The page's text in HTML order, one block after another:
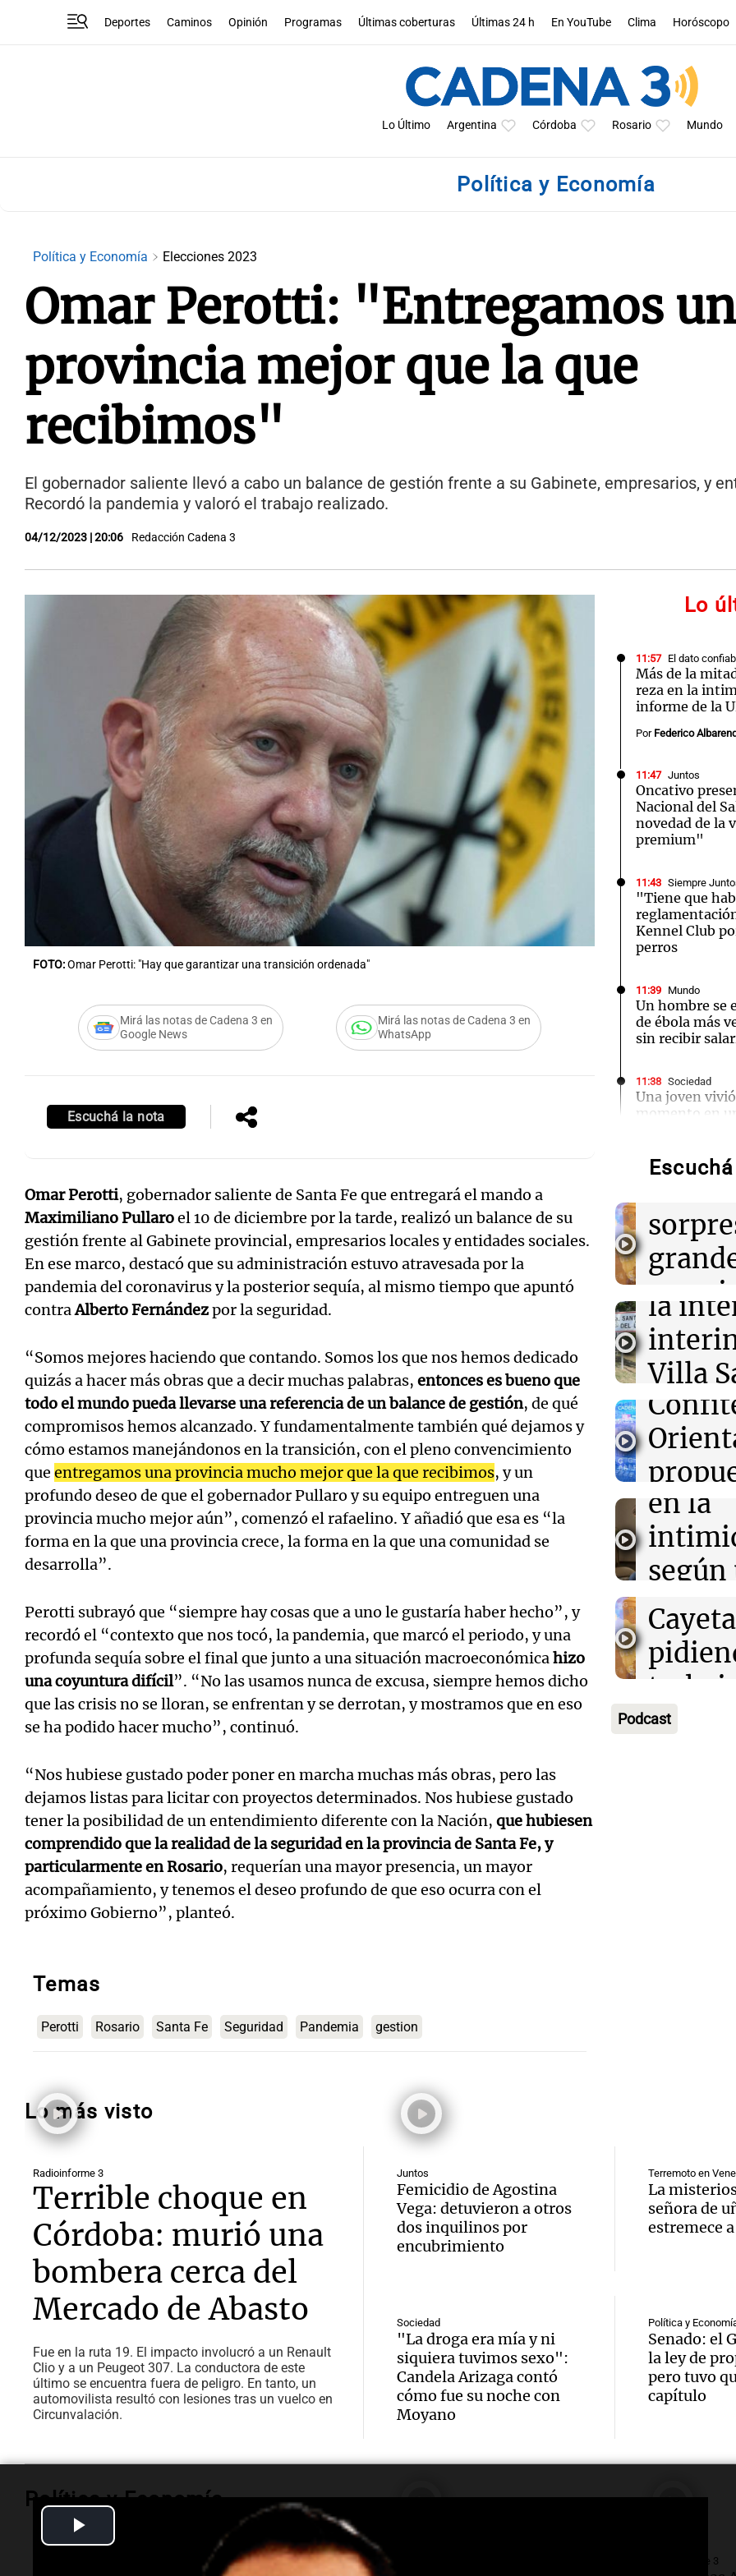
Deportes Caminos Opinión Programas Últimas coberturas Últimas 24 h En YouTube Clima Horóscopo
Lo Último Argentina Córdoba Rosario Mundo
Política y Economía
Política y Economía Elecciones 2023
Omar Perotti: "Entregamos
provincia mejor que la que
recibimos"
El gobernador saliente llevó a cabo un balance de gestión frente a su Gabinete, empresarios, y
Recordó la pandemia y valoró el trabajo realizado.
04/12/2023 | 20:06 Redacción Cadena 3
FOTO:Omar Perotti: "Hay que garantizar una transición ordenada"
Mirá las notas de Cadena 3 en
Google News
Mirá las notas de Cadena 3 en
WhatsApp
Escuchá la nota
Omar Perotti, gobernador saliente de Santa Fe que entregará el mando a
Maximiliano Pullaroel 10 de diciembre por la tarde, realizó un balance de su
gestión frente al Gabinete provincial, empresarios locales y entidades sociales.
En ese marco, destacó que su administración estuvo atravesada por la
pandemia del coronavirus y la posterior sequía, al mismo tiempo que apuntó
contraAlberto Fernándezpor la seguridad.
“Somos mejores haciendo que contando. Somos los que nos hemos dedicado
quizás a hacer más obras que a decir muchas palabras, entonces es bueno que
todo el mundo pueda llevarse una referencia de un balance de gestión, de qué
compromisos hemos alcanzado. Y fundamentalmente también qué dejamos y
cómo estamos manejándonos en la transición, con el pleno convencimiento
que entregamos una provincia mucho mejor que la que recibimos, y un
profundo deseo de que el gobernador Pullaro y su equipo entreguen una
provincia mucho mejor aún”, comenzó el rafaelino. Y añadió que esa es “la
forma en la que una provincia crece, la forma en la que una comunidad se
desarrolla”.
Perotti subrayó que “siempre hay cosas que a uno le gustaría haber hecho”, y
recordó el “contexto que nos tocó, la pandemia, que marcó el periodo, y una
profunda sequía sobre el final que junto a una situación macroeconómicahizo
una coyuntura difícil”. “No las usamos nunca de excusa, siempre hemos dicho
que las crisis no se lloran, se enfrentan y se derrotan, y mostramos que en eso
se ha podido hacer mucho”, continuó.
“Nos hubiese gustado poder poner en marcha muchas más obras, pero las
dejamos listas para licitar con proyectos determinados. Nos hubiese gustado
tener la posibilidad de un entendimiento diferente con la Nación, que hubiesen
comprendido que la realidad de la seguridad en la provincia de Santa Fe, y
particularmente en Rosario, requerían una mayor presencia, un mayor
acompañamiento, y tenemos el deseo profundo de que eso ocurra con el
próximo Gobierno”, planteó.
Temas
Perotti Rosario Santa Fe Seguridad Pandemia gestion
Lo
11:57 El dato
Más de la
reza en la
informe de la
Por Federico
11:47 Juntos
Oncativo
Nacional del
novedad de la
premium"
11:43 Siempre
"Tiene que
Kennel Club
perros
11:39 Mundo
Un hombre se
de ébola más
sin recibir
11:38 Sociedad
Una joven
momento en
suspendido,
abordar temas
religiosos
Buscan a un
años que
laguna de
Damián
estrenaron un
explosivo
11:17 Política y
La inflación en
2,9% en julio
lo que va del
Audio.
La
los
Noticias
Episodios
la
Villa
Cruz
se
Juntos
Episodios
Audio.
de
cultural
Noticias
Episodios
Audio.
la
en la
según
UBA
El dato
Episodios
Audio.
de
en
Audio.
que
el
Audio.
en
52ª
Juntos
Episodios
Audio.
sector
las
Noticias
clases
malas
Panorama
Audio.
Podcast
Lo más visto
Radioinforme 3
Terrible choque en
Córdoba: murió una
bombera cerca del
Mercado de Abasto
Fue en la ruta 19. El impacto involucró a un Renault
Clio y a un Peugeot 307. La conductora de este
último se encuentra fuera de peligro. En tanto, un
automovilista resultó con lesiones tras un vuelco en
Circunvalación.
Juntos
Femicidio de Agostina
Vega: detuvieron a otros
dos inquilinos por
encubrimiento
Terremoto en
La
señora de
estremece
Sociedad
"La droga era mía y ni
siquiera tuvimos sexo":
Candela Arizaga contó
cómo fue su noche con
Moyano
Política y
Senado: el
la ley de
pero tuvo
capítulo
Política y Economía
Radioinforme 3
Mundial 2026
Notas
La Sole en Cadena 3
Notas
El huracán de Arequito Cadena 3 en